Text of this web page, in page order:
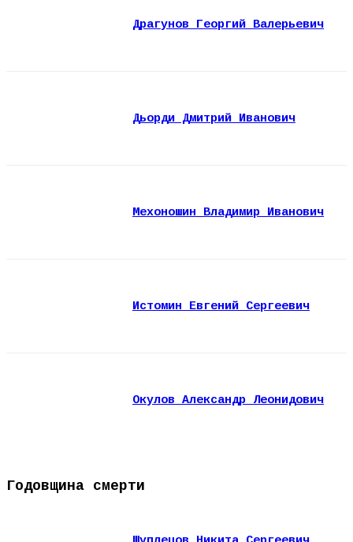
Драгунов Георгий Валерьевич
Дьорди Дмитрий Иванович
Мехоношин Владимир Иванович
Истомин Евгений Сергеевич
Окулов Александр Леонидович
Годовщина смерти